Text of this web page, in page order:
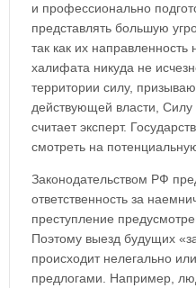
и профессионально
представлять большую
так как их
халифата никуда не
территории силу,
действующей власти, Силу
считает эксперт.
смотреть на
Законодательством РФ
ответственность за
преступление
Поэтому выезд будущих
происходит нелегально
предлогами. Например,